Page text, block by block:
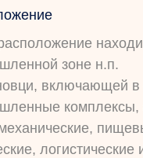
зоне н.п.
включающей в
комплексы,
логистические